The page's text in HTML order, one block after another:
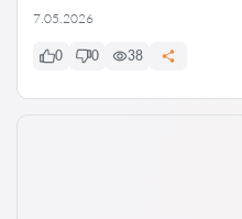
7.05.2026
0 0 38